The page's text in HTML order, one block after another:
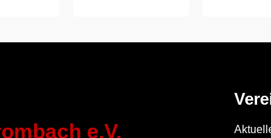
e.V.